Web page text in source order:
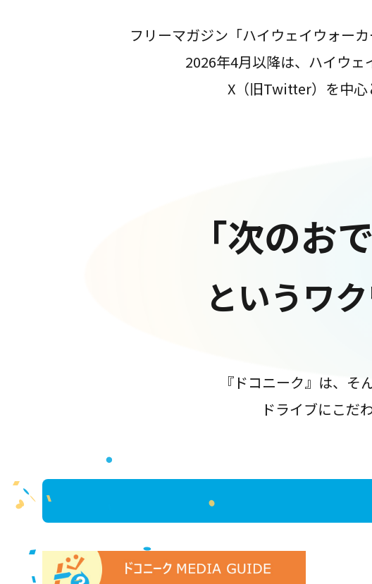
フリーマガジン「ハイウェイウォー
2026年4月以降は、ハイウ
X（旧Twitter）を中心
「次のお
というワ
『ドコニーク』は、
ドライブにこだ